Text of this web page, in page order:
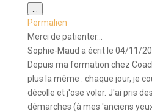
cette
boîte
méta.
Permalien
Merci de patienter...
Sophie-Maud a écrit le 04/11/
Depuis ma formation chez
plus la même : chaque jour, je
décolle et j'ose voler. J'ai pris
démarches (à mes 'anciens